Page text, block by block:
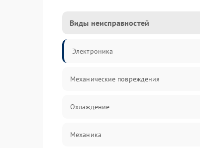
Виды неисправностей
Электроника
Механические повреждения
Охлаждение
Механика